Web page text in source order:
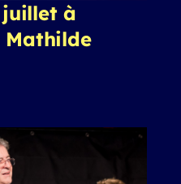
juillet à
Mathilde